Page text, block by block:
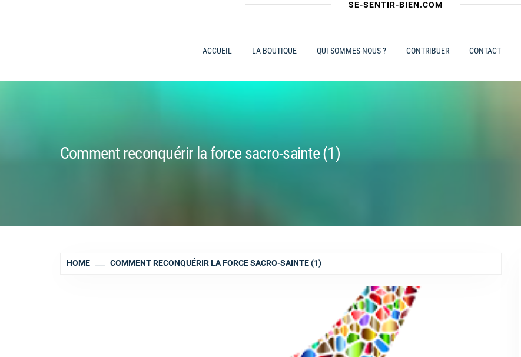
SE-SENTIR-BIEN.COM
ACCUEIL LA BOUTIQUE QUI SOMMES-NOUS ? CONTRIBUER CONTACT
Comment reconquérir la force sacro-sainte (1)
HOME COMMENT RECONQUÉRIR LA FORCE SACRO-SAINTE (1)